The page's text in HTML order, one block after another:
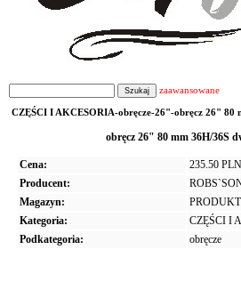
zaawansowane
CZĘŚCI I AKCESORIA-obręcze-26"-obręcz 26" 80
obręcz 26" 80 mm 36H/36S
Cena:
235.50 PLN
Producent:
Magazyn:
Kategoria:
CZĘŚCI I
Podkategoria:
obręcze